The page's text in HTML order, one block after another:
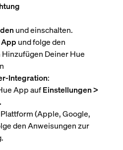
und einschalten.
und folge den
Deiner Hue
Integration:
App aufEinstellungen >
(Apple, Google,
den Anweisungen zur